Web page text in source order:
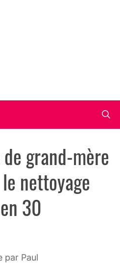
grand-mère
nettoyage
30
par Paul